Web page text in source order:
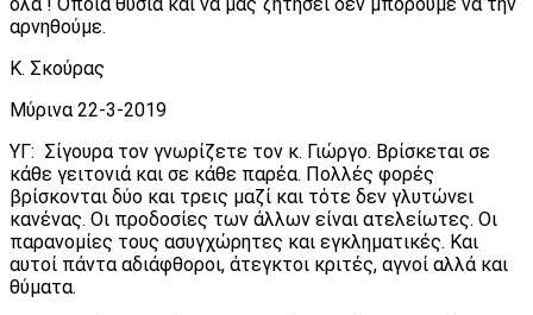
αρνηθούμε.
Κ. Σκούρας
Μύρινα 22-3-2019
ΥΓ: Σίγουρα τον γνωρίζετε τον κ. Γιώργο. Βρίσκεται σε
κάθε γειτονιά και σε κάθε παρέα. Πολλές φορές
βρίσκονται δύο και τρεις μαζί και τότε δεν γλυτώνει
κανένας. Οι προδοσίες των άλλων είναι ατελείωτες. Οι
παρανομίες τους ασυγχώρητες και εγκληματικές. Και
αυτοί πάντα αδιάφθοροι, άτεγκτοι κριτές, αγνοί αλλά και
θύματα.